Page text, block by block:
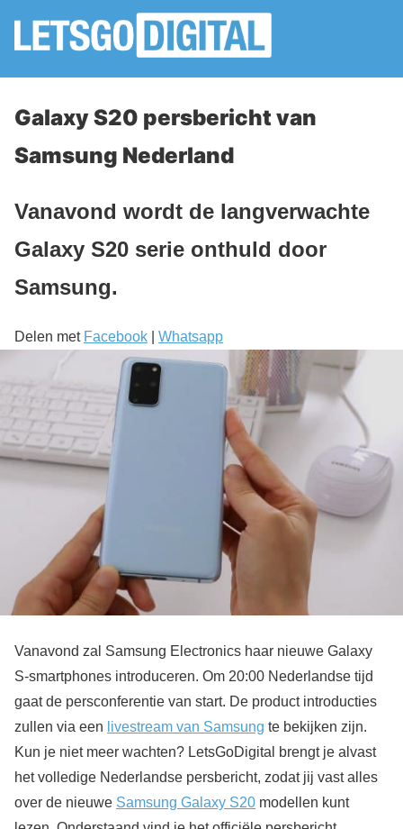
Galaxy S20 persbericht van
Samsung Nederland
Vanavond wordt de langverwachte
Galaxy S20 serie onthuld door
Samsung.
Delen met Facebook Whatsapp
Vanavond zal Samsung Electronics haar nieuwe Galaxy
S-smartphones introduceren. Om 20:00 Nederlandse tijd
gaat de persconferentie van start. De product introducties
zullen via een livestream van Samsung te bekijken zijn.
Kun je niet meer wachten? LetsGoDigital brengt je alvast
het volledige Nederlandse persbericht, zodat jij vast alles
over de nieuwe Samsung Galaxy S20 modellen kunt